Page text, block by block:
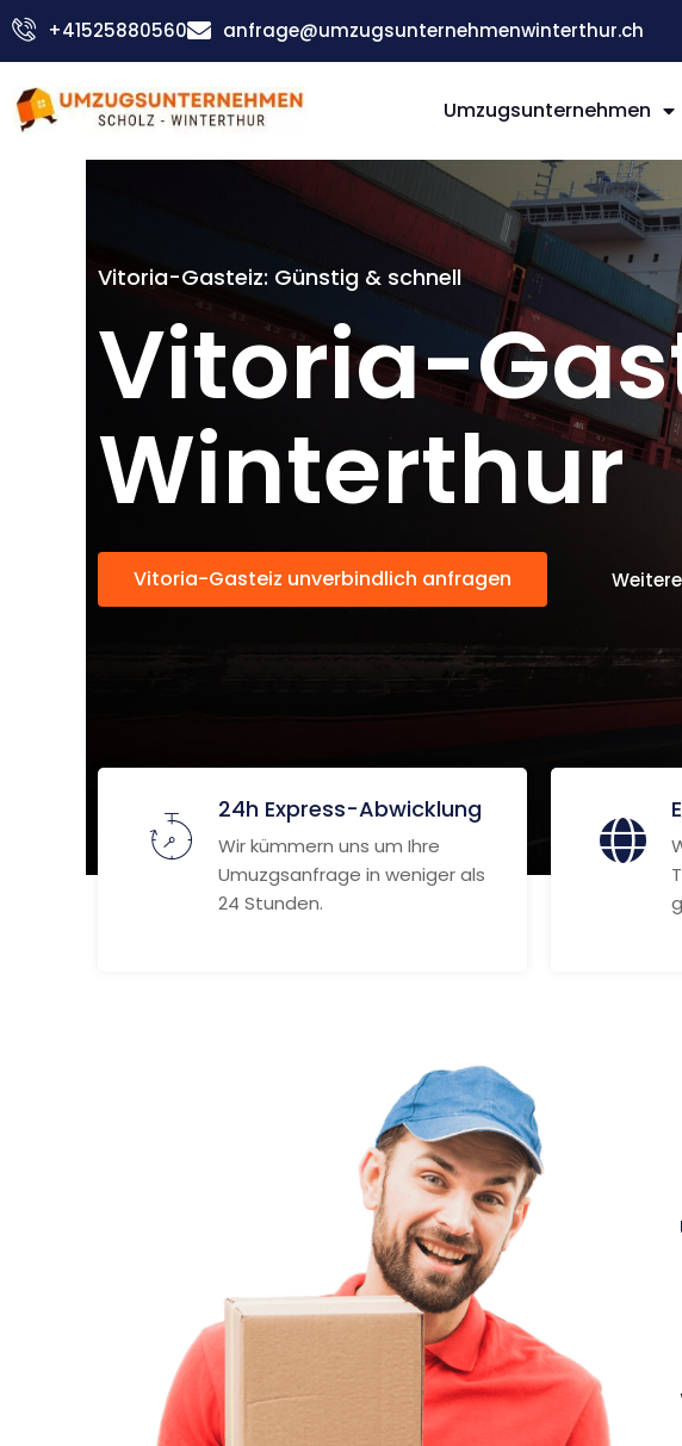
Zum
Inhalt
+41525880560 anfrage@umzugsunternehmenwinterthur.ch
Umzugsunternehmen
Vitoria-Gasteiz: Günstig & schnell
Vitoria-
Winterthur
Vitoria-Gasteiz unverbindlich anfragen
24h Express-Abwicklung
Wir kümmern uns um Ihre
Umuzgsanfrage in weniger als
24 Stunden.